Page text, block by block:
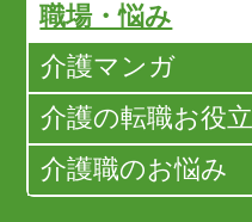
職場・悩み
介護マンガ
介護の転職お役
介護職のお悩み